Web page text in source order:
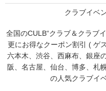
クラブイベ
全国のCULB“クラブ＆クラブ
更にお得なクーポン割引 ( ゲ
六本木、渋谷、西麻布、銀座
阪、名古屋、仙台、博多、札
の人気クラブイ